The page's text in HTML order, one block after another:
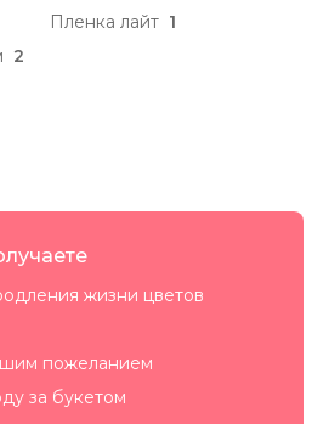
2
Пленка лайт 1
жизни цветов
пожеланием
за букетом